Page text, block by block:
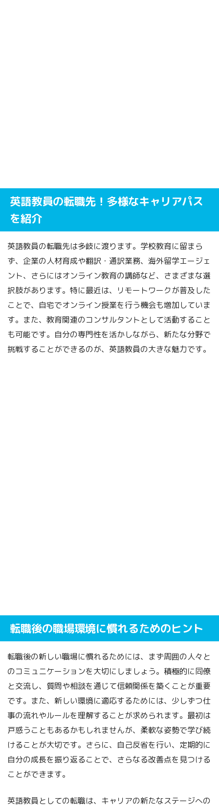
英語教員の転職先！多様なキャリアパス
を紹介
英語教員の転職先は多岐に渡ります。学校教育に留まら
ず、企業の人材育成や翻訳・通訳業務、海外留学エージェ
ント、さらにはオンライン教育の講師など、さまざまな選
択肢があります。特に最近は、リモートワークが普及した
ことで、自宅でオンライン授業を行う機会も増加していま
す。また、教育関連のコンサルタントとして活動すること
も可能です。自分の専門性を活かしながら、新たな分野で
挑戦することができるのが、英語教員の大きな魅力です。
転職後の職場環境に慣れるためのヒント
転職後の新しい職場に慣れるためには、まず周囲の人々と
のコミュニケーションを大切にしましょう。積極的に同僚
と交流し、質問や相談を通じて信頼関係を築くことが重要
です。また、新しい環境に適応するためには、少しずつ仕
事の流れやルールを理解することが求められます。最初は
戸惑うこともあるかもしれませんが、柔軟な姿勢で学び続
けることが大切です。さらに、自己反省を行い、定期的に
自分の成長を振り返ることで、さらなる改善点を見つける
ことができます。
英語教員としての転職は、キャリアの新たなステージへの